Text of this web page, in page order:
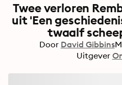
Twee verloren
uit 'Een
twaalf
Door David Gibbins
Uitgever